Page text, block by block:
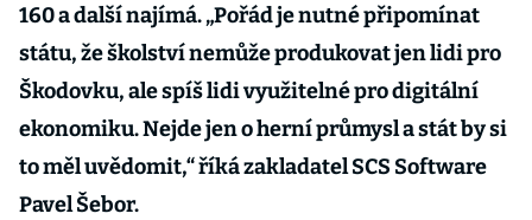
160 a další najímá. „Pořád je nutné připomínat
státu, že školství nemůže produkovat jen lidi pro
Škodovku, ale spíš lidi využitelné pro digitální
ekonomiku. Nejde jen o herní průmysl a stát by si
to měl uvědomit,“ říká zakladatel SCS Software
Pavel Šebor.